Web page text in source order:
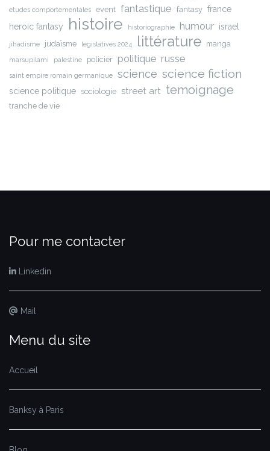
etudes comportementales event fantastique fantasy france
heroic fantasy
histoire historiographie humour israel
jihadisme judaïsme legislatives 2024 littérature manga
marsupilami palestine policier politique russe
saint empire romain germanique science science fiction
science politique sociologie street art temoignage
tranche de vie
Pour me contacter
Linkedin
Mail
Menu du site
Accueil
Banksy à Paris